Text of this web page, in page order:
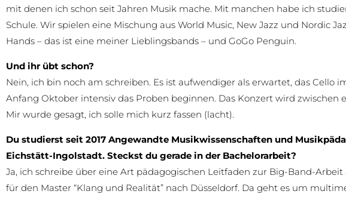
mit denen ich schon seit Jahren Musik mache. Mit manchen habe ich
Schule. Wir spielen eine Mischung aus World Music, New Jazz und Nordic
Hands – das ist eine meiner Lieblingsbands – und GoGo Penguin.
Und ihr übt schon?
Nein, ich bin noch am schreiben. Es ist aufwendiger als erwartet, das Cello
Anfang Oktober intensiv das Proben beginnen. Das Konzert wird zwischen
Mir wurde gesagt, ich solle mich kurz fassen (lacht).
Du studierst seit 2017 Angewandte Musikwissenschaften und
Eichstätt-Ingolstadt. Steckst du gerade in der Bachelorarbeit?
Ja, ich schreibe über eine Art pädagogischen Leitfaden zur Big-Band-
für den Master “Klang und Realität” nach Düsseldorf. Da geht es um